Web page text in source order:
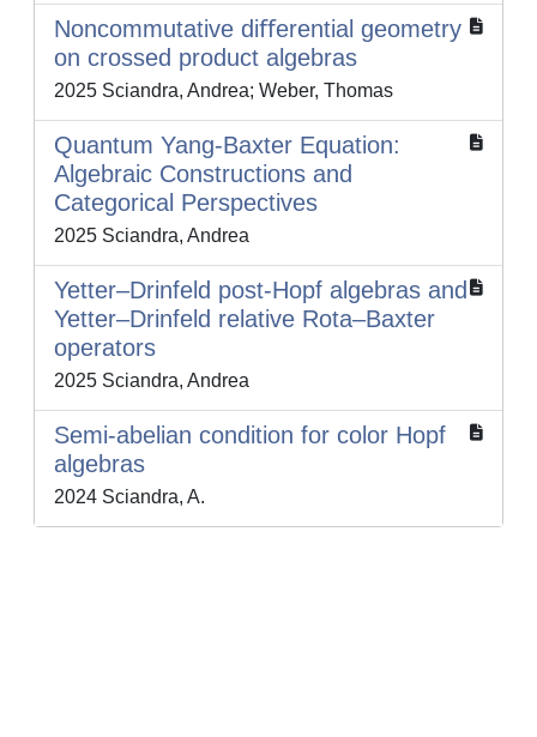
Noncommutative diﬀerential geometry
on crossed product algebras
2025 Sciandra, Andrea; Weber, Thomas
Quantum Yang-Baxter Equation:
Algebraic Constructions and
Categorical Perspectives
2025 Sciandra, Andrea
Yetter–Drinfeld post-Hopf algebras and
Yetter–Drinfeld relative Rota–Baxter
operators
2025 Sciandra, Andrea
Semi-abelian condition for color Hopf
algebras
2024 Sciandra, A.